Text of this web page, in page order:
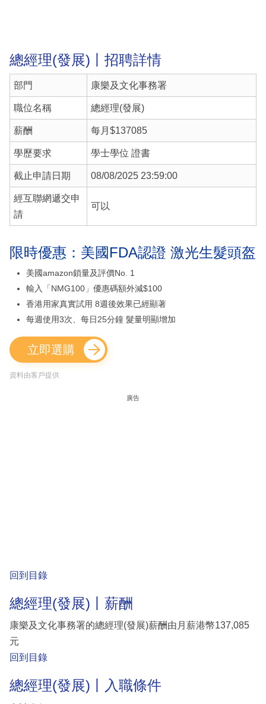
總經理(發展)丨招聘詳情
部門 康樂及文化事務署
職位名稱 總經理(發展)
薪酬 每月$137085
學歷要求 學士學位 證書
截止申請日期 08/08/2025 23:59:00
經互聯網遞交申
請
可以
限時優惠：美國FDA認證 激光生髮頭盔
美國amazon鎖量及評價No. 1
輸入「NMG100」優惠碼額外減$100
香港用家真實試用 8週後效果已經顯著
每週使用3次、每日25分鐘 髮量明顯增加
立即選購
資料由客戶提供
廣告
回到目錄
總經理(發展)丨薪酬
康樂及文化事務署的總經理(發展)薪酬由月薪港幣137,085
元
回到目錄
總經理(發展)丨入職條件